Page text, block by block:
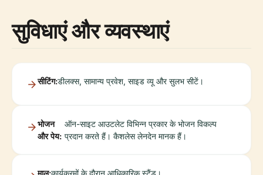
सुविधाएं और व्यवस्थाएं
सीटिंग:डीलक्स, सामान्य प्रवेश, साइड व्यू और सुलभ सीटें।
भोजन
और पेय:
ऑन-साइट आउटलेट विभिन्न प्रकार के भोजन विकल्प
प्रदान करते हैं। कैशलेस लेनदेन मानक हैं।
माल:कार्यक्रमों के दौरान आधिकारिक स्टैंड।